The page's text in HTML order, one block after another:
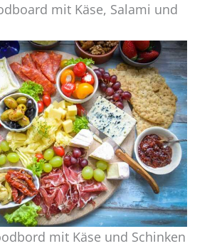
mit Käse, Salami und
mit Käse und Schinken